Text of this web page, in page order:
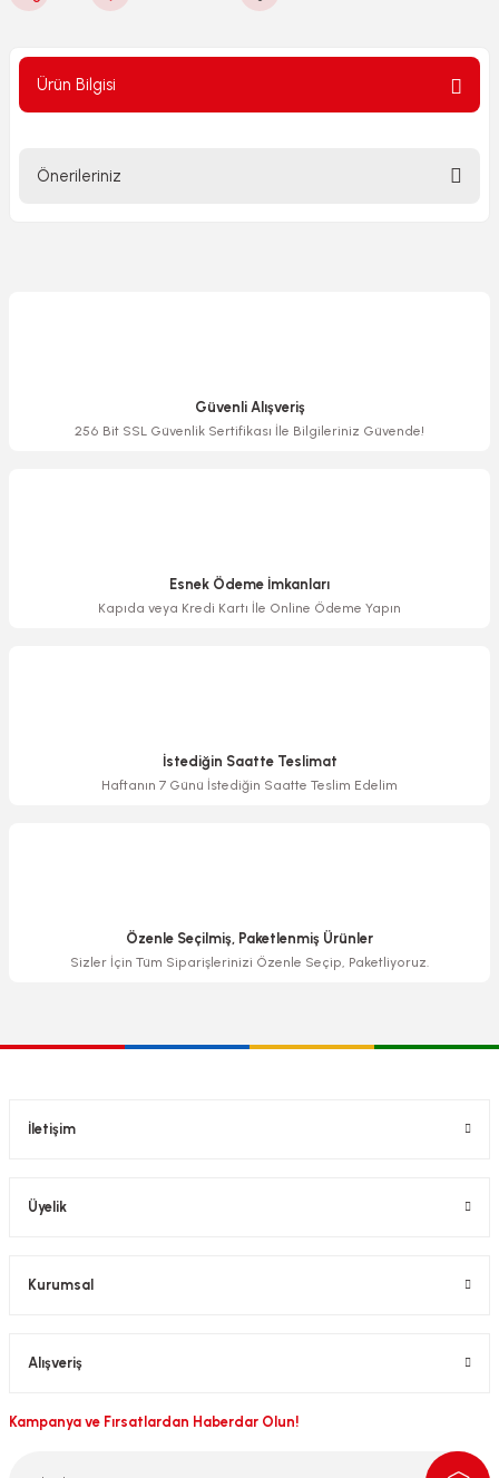
Ürün Bilgisi
Önerileriniz
Ürün bilgilerinde hatalar bulunuyor.
Güvenli Alışveriş
256 Bit SSL Güvenlik Sertifikası İle Bilgileriniz Güvende!
Esnek Ödeme İmkanları
Kapıda veya Kredi Kartı İle Online Ödeme Yapın
İstediğin Saatte Teslimat
Haftanın 7 Günü İstediğin Saatte Teslim Edelim
Özenle Seçilmiş, Paketlenmiş Ürünler
Sizler İçin Tüm Siparişlerinizi Özenle Seçip, Paketliyoruz.
İletişim
Üyelik
Kurumsal
Alışveriş
Kampanya ve Fırsatlardan Haberdar Olun!